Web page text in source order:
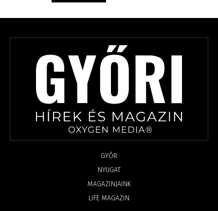
GYŐR
NYUGAT
MAGAZINJAINK
LIFE MAGAZIN